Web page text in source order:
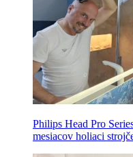
Philips Head Pro
mesiacov holiaci